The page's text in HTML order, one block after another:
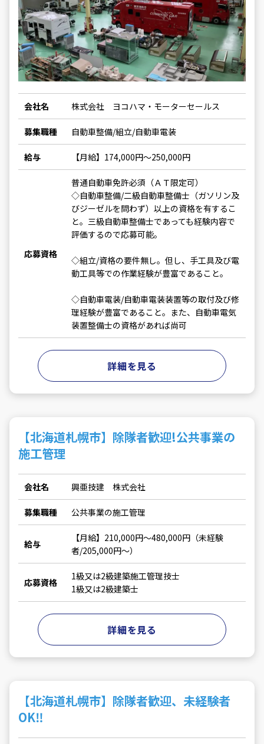
会社名 株式会社 ヨコハマ・モーターセールス
募集職種 自動車整備/組立/自動車電装
給与 【月給】174,000円～250,000円
応募資格
普通自動車免許必須（ＡＴ限定可）
◇自動車整備/二級自動車整備士（ガソリン及
びジーゼルを問わず）以上の資格を有するこ
と。三級自動車整備士であっても経験内容で
評価するので応募可能。
◇組立/資格の要件無し。但し、手工具及び電
動工具等での作業経験が豊富であること。
◇自動車電装/自動車電装装置等の取付及び修
理経験が豊富であること。また、自動車電気
装置整備士の資格があれば尚可
詳細を見る
【北海道札幌市】除隊者歓迎!公共事業の
施工管理
会社名 興亜技建 株式会社
募集職種 公共事業の施工管理
給与
【月給】210,000円～480,000円（未経験
者/205,000円～）
応募資格
1級又は2級建築施工管理技士
1級又は2級建築士
詳細を見る
【北海道札幌市】除隊者歓迎、未経験者
OK‼